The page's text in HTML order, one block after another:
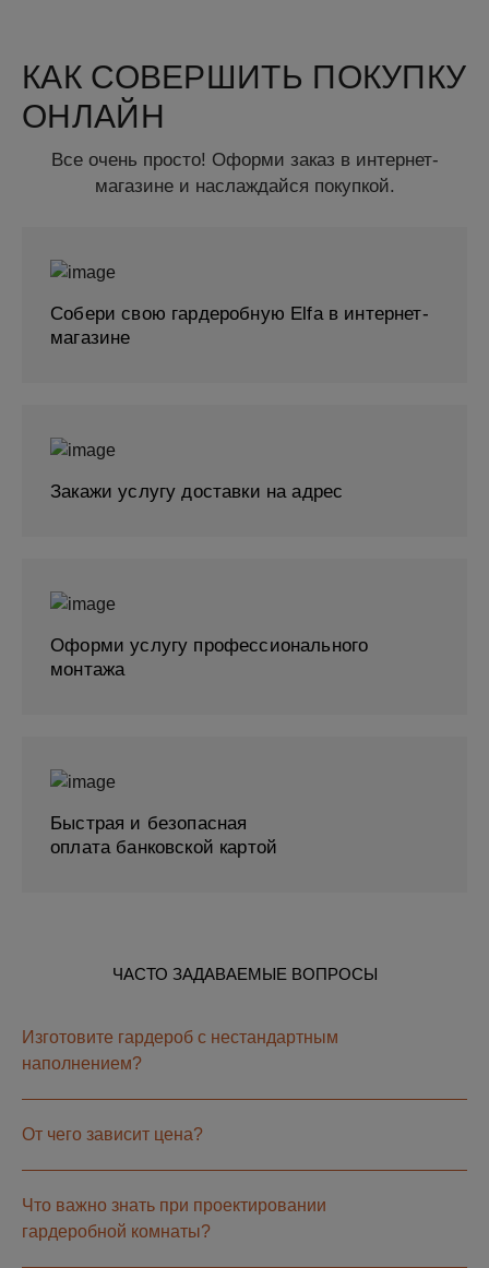
КАК СОВЕРШИТЬ ПОКУПКУ
ОНЛАЙН
Все очень просто! Оформи заказ в интернет-
магазине и наслаждайся покупкой.
Собери свою гардеробную Elfa в интернет-
магазине
Закажи услугу доставки на адрес
Оформи услугу профессионального
монтажа
Быстрая и безопасная
оплата банковской картой
ЧАСТО ЗАДАВАЕМЫЕ ВОПРОСЫ
Изготовите гардероб с нестандартным
наполнением?
От чего зависит цена?
Что важно знать при проектировании
гардеробной комнаты?